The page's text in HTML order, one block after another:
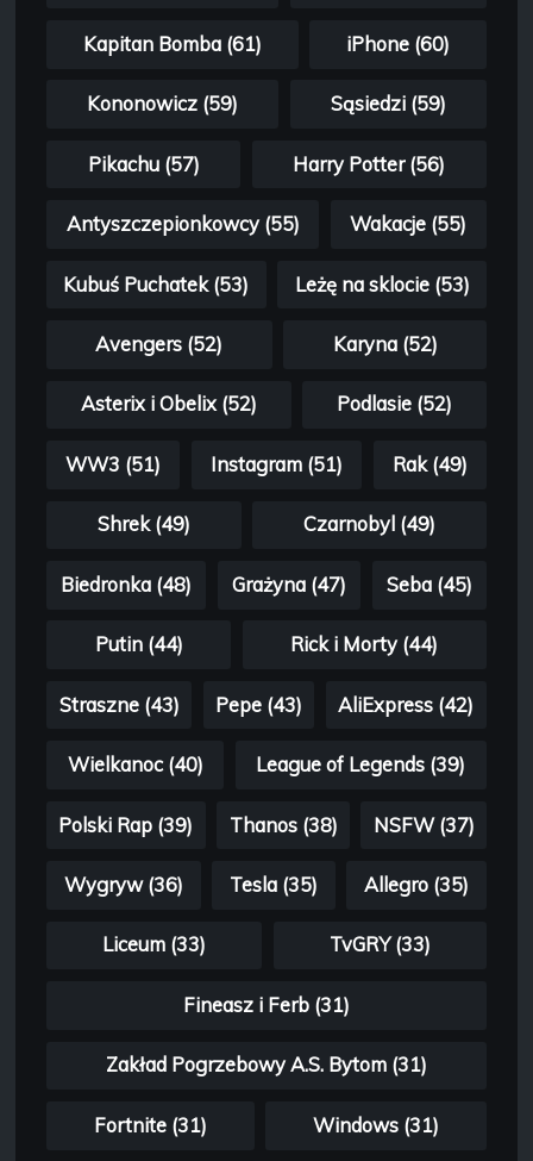
Kapitan Bomba (61) iPhone (60)
Kononowicz (59) Sąsiedzi (59)
Pikachu (57) Harry Potter (56)
Antyszczepionkowcy (55) Wakacje (55)
Kubuś Puchatek (53) Leżę na sklocie (53)
Avengers (52) Karyna (52)
Asterix i Obelix (52) Podlasie (52)
WW3 (51) Instagram (51) Rak (49)
Shrek (49) Czarnobyl (49)
Biedronka (48) Grażyna (47) Seba (45)
Putin (44) Rick i Morty (44)
Straszne (43) Pepe (43) AliExpress (42)
Wielkanoc (40) League of Legends (39)
Polski Rap (39) Thanos (38) NSFW (37)
Wygryw (36) Tesla (35) Allegro (35)
Liceum (33) TvGRY (33)
Fineasz i Ferb (31)
Zakład Pogrzebowy A.S. Bytom (31)
Fortnite (31) Windows (31)